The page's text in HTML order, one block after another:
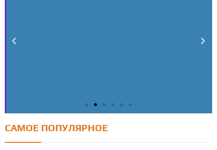
Тест: Как я контролирую свою жизнь?
САМОЕ ПОПУЛЯРНОЕ